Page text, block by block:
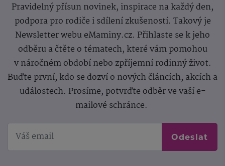
Pravidelný přísun novinek, inspirace na každý den,
podpora pro rodiče i sdílení zkušeností. Takový je
Newsletter webu eMaminy.cz. Přihlaste se k jeho
odběru a čtěte o tématech, které vám pomohou
v náročném období nebo zpříjemní rodinný život.
Buďte první, kdo se dozví o nových článcích, akcích a
událostech. Prosíme, potvrďte odběr ve vaší e-
mailové schránce.
Odeslat